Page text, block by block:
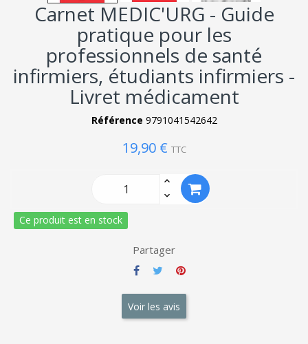
Carnet MEDIC'URG - Guide
pratique pour les
professionnels de santé
infirmiers, étudiants infirmiers -
Livret médicament
Référence 9791041542642
19,90 € TTC
Ce produit est en stock
Partager
Voir les avis